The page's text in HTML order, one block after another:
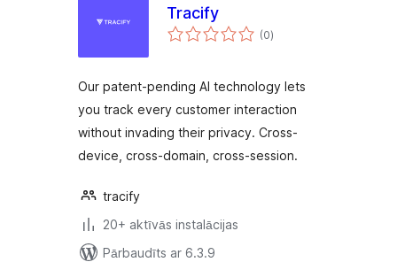
Tracify
(0vērtējumu
kopsumma
)
Our patent-pending AI technology lets
you track every customer interaction
without invading their privacy. Cross-
device, cross-domain, cross-session.
tracify
20+ aktīvās instalācijas
Pārbaudīts ar 6.3.9